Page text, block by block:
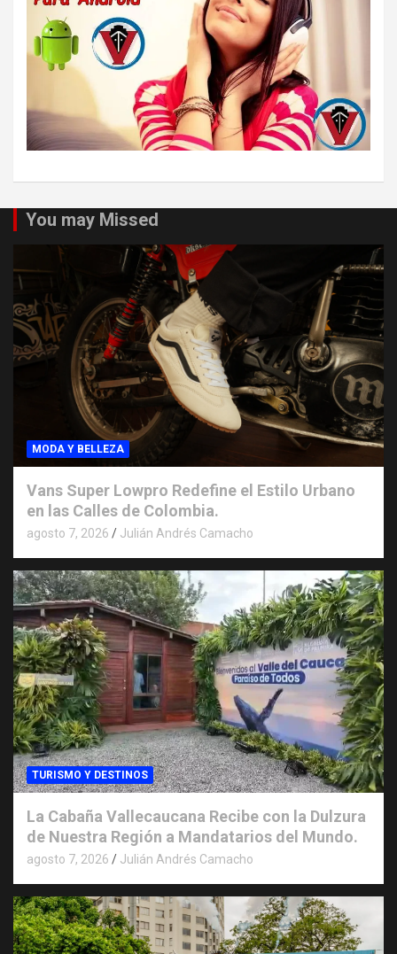
You may Missed
MODA Y BELLEZA
Vans Super Lowpro Redefine el Estilo Urbano
en las Calles de Colombia.
agosto 7, 2026 Julián Andrés Camacho
TURISMO Y DESTINOS
La Cabaña Vallecaucana Recibe con la Dulzura
de Nuestra Región a Mandatarios del Mundo.
agosto 7, 2026 Julián Andrés Camacho